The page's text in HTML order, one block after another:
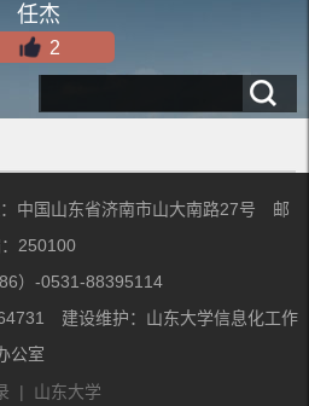
任杰
2
中国山东省济南市山大南路27号 邮
250100
）-0531-88395114
建设维护：山东大学信息化工作
公室
| 山东大学